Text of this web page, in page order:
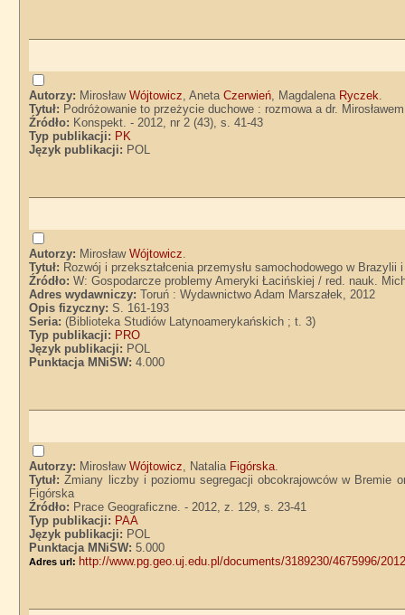
Autorzy: MirosławWójtowicz, AnetaCzerwień, Magdalena Ryczek.
Tytuł: Podróżowanie to przeżycie duchowe : rozmowa a dr.
Źródło: Konspekt. - 2012, nr 2 (43), s. 41-43
Typ publikacji: PK
Język publikacji: POL
Autorzy: MirosławWójtowicz.
Tytuł: Rozwój i przekształcenia przemysłu samochodowego w
Źródło:W: Gospodarcze problemy Ameryki Łacińskiej / red. nauk.
Adres wydawniczy:Toruń : Wydawnictwo Adam Marszałek, 2012
Opis fizyczny:S. 161-193
Seria:(Biblioteka Studiów Latynoamerykańskich ; t. 3)
Typ publikacji: PRO
Język publikacji: POL
Punktacja MNiSW:4.000
Autorzy: MirosławWójtowicz, Natalia Figórska.
Tytuł:Zmiany liczby i poziomu segregacji obcokrajowców w Bremie
Figórska
Źródło: Prace Geograficzne. - 2012, z. 129, s. 23-41
Typ publikacji: PAA
Język publikacji: POL
Punktacja MNiSW:5.000
Adres url: http://www.pg.geo.uj.edu.pl/documents/3189230/4675996/